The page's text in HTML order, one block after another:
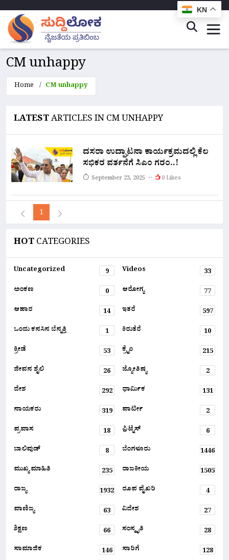
CM unhappy
Home CM unhappy
LATESTARTICLES IN CM UNHAPPY
ದಸರಾ ಉದ್ಘಾಟನಾ ಕಾರ್ಯಕ್ರಮದಲ್ಲಿ ಕೆಲ
ಸಭಿಕರ ವರ್ತನೆಗೆ ಸಿಎಂ ಗರಂ..!
September 23, 2025 0 Likes
1
HOTCATEGORIES
Uncategorized 9 Videos
33
ಅಂಕಣ
0 ಆರೋಗ್ಯ
77
ಆಹಾರ
14 ಇತರೆ
597
ಒಂದು ಕನಸಿನ ಬೆನ್ನತ್ತಿ
1 ಕಿರುತೆರೆ
10
ಕ್ರೀಡೆ
53 ಕ್ರೈಂ
215
ಜೀವನ ಶೈಲಿ
26 ಜ್ಯೋತಿಷ್ಯ
2
ದೇಶ
292 ಧಾರ್ಮಿಕ
131
ನಾಯಕರು
319 ಪಾರ್ಟೀ
2
ಪ್ರವಾಸ
18 ಫ಼ಿಟ್ನೆಸ್
6
ಬಾಲಿವುಡ್
8 ಬೆಂಗಳೂರು
1446
ಮುಖ್ಯ ಮಾಹಿತಿ
235 ರಾಜಕೀಯ
1505
ರಾಜ್ಯ
1932 ರೂಪ ವೈಖರಿ
4
ವಾಣಿಜ್ಯ
63 ವಿದೇಶ
27
ಶಿಕ್ಷಣ
66 ಸಂಸ್ಕೃತಿ
28
ಸಾಮಾಜಿಕ
146 ಸಾರಿಗೆ
128
KN